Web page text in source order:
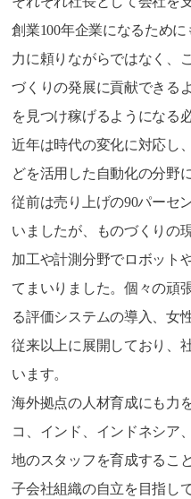
創業100年企業になるため
力に頼りながらではなく、
づくりの発展に貢献できる
を見つけ稼げるようになる
近年は時代の変化に対応し
どを活用した自動化の分野
従前は売り上げの90パーセ
いましたが、ものづくりの
加工や計測分野でロボット
てまいりました。個々の頑
る評価システムの導入、女
従来以上に展開しており、
います。
海外拠点の人材育成にも力
コ、インド、インドネシア
地のスタッフを育成するこ
子会社組織の自立を目指し